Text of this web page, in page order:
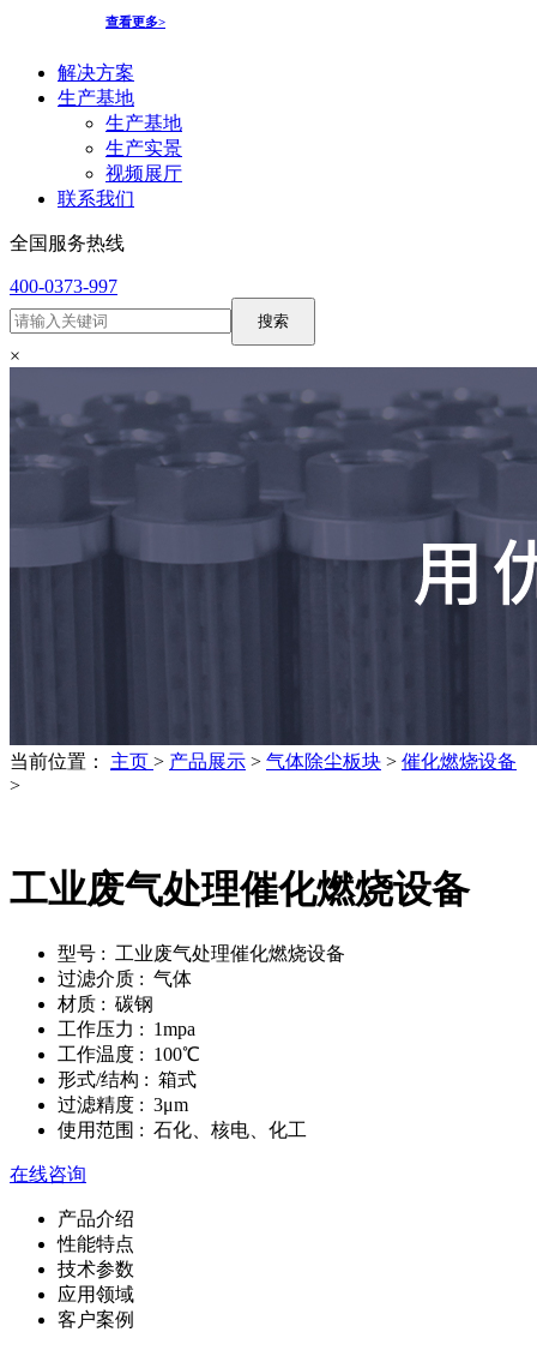
查看更多>
解决方案
生产基地
生产基地
生产实景
视频展厅
联系我们
全国服务热线
400-0373-997
搜索
×
当前位置： 主页 > 产品展示 > 气体除尘板块 > 催化燃烧设备
>
工业废气处理催化燃烧设备
型号 : 工业废气处理催化燃烧设备
过滤介质 : 气体
材质 : 碳钢
工作压力 : 1mpa
工作温度 : 100℃
形式/结构 : 箱式
过滤精度 : 3μm
使用范围 : 石化、核电、化工
在线咨询
产品介绍
性能特点
技术参数
应用领域
客户案例